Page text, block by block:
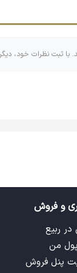
و مستطیل
ها
با ثبت نظرات خود،
و فروش
ربیع
من
پنل فروش